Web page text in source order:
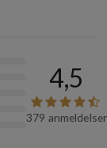
4,5
379 anmeldelser